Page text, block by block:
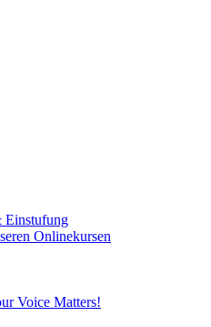
Einstufung
Onlinekursen
Voice Matters!